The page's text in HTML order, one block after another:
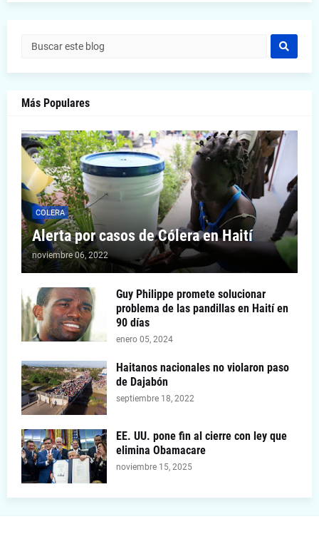
Más Populares
COLERA
Alerta por casos de Cólera en Haití
noviembre 06, 2022
Guy Philippe promete solucionar
problema de las pandillas en Haití en
90 días
enero 05, 2024
Haitanos nacionales no violaron paso
de Dajabón
septiembre 18, 2022
EE. UU. pone fin al cierre con ley que
elimina Obamacare
noviembre 15, 2025